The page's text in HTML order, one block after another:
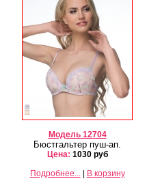
Модель 12704
Бюстгальтер пуш-ап.
Цена: 1030 руб
Подробнее...| В корзину